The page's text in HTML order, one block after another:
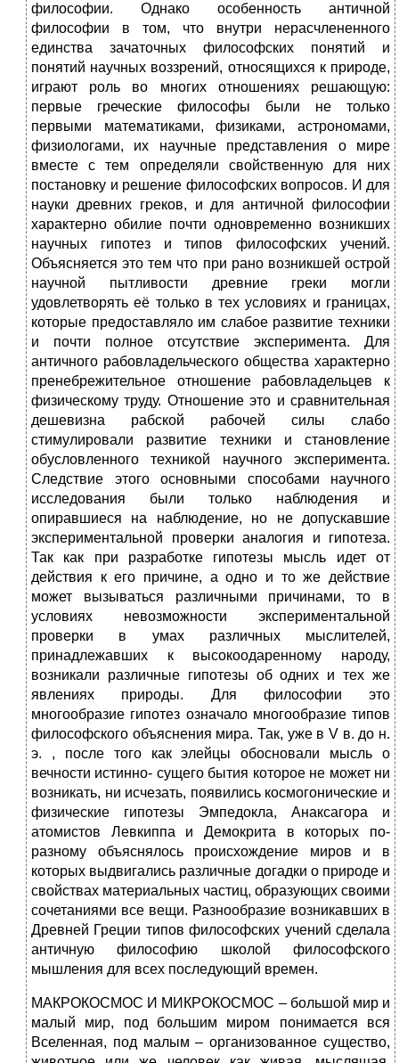
философии. Однако особенность античной
философии в том, что внутри нерасчлененного
единства зачаточных философских понятий и
понятий научных воззрений, относящихся к природе,
играют роль во многих отношениях решающую:
первые греческие философы были не только
первыми математиками, физиками, астрономами,
физиологами, их научные представления о мире
вместе с тем определяли свойственную для них
постановку и решение философских вопросов. И для
науки древних греков, и для античной философии
характерно обилие почти одновременно возникших
научных гипотез и типов философских учений.
Объясняется это тем что при рано возникшей острой
научной пытливости древние греки могли
удовлетворять её только в тех условиях и границах,
которые предоставляло им слабое развитие техники
и почти полное отсутствие эксперимента. Для
античного рабовладельческого общества характерно
пренебрежительное отношение рабовладельцев к
физическому труду. Отношение это и сравнительная
дешевизна рабской рабочей силы слабо
стимулировали развитие техники и становление
обусловленного техникой научного эксперимента.
Следствие этого основными способами научного
исследования были только наблюдения и
опиравшиеся на наблюдение, но не допускавшие
экспериментальной проверки аналогия и гипотеза.
Так как при разработке гипотезы мысль идет от
действия к его причине, а одно и то же действие
может вызываться различными причинами, то в
условиях невозможности экспериментальной
проверки в умах различных мыслителей,
принадлежавших к высокоодаренному народу,
возникали различные гипотезы об одних и тех же
явлениях природы. Для философии это
многообразие гипотез означало многообразие типов
философского объяснения мира. Так, уже в V в. до н.
э. , после того как элейцы обосновали мысль о
вечности истинно- сущего бытия которое не может ни
возникать, ни исчезать, появились космогонические и
физические гипотезы Эмпедокла, Анаксагора и
атомистов Левкиппа и Демокрита в которых по-
разному объяснялось происхождение миров и в
которых выдвигались различные догадки о природе и
свойствах материальных частиц, образующих своими
сочетаниями все вещи. Разнообразие возникавших в
Древней Греции типов философских учений сделала
античную философию школой философского
мышления для всех последующий времен.
МАКРОКОСМОС И МИКРОКОСМОС – большой мир и
малый мир, под большим миром понимается вся
Вселенная, под малым – организованное существо,